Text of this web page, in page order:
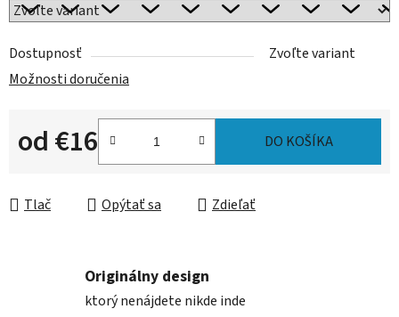
Dostupnosť
Zvoľte variant
Možnosti doručenia
od€16
Jednotková cena:
DO KOŠÍKA
Tlač Opýtať sa Zdieľať
Originálny design
ktorý nenájdete nikde inde